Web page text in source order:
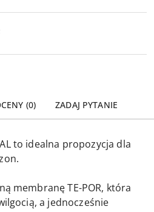
(0) ZADAJ PYTANIE
to idealna propozycja dla
membranę TE-POR, która
a jednocześnie